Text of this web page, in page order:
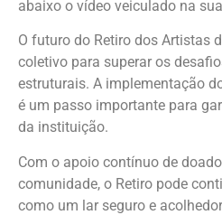
abaixo o vídeo veiculado na
O futuro do Retiro dos Artistas
coletivo para superar os
estruturais. A implementação
é um passo importante para
da instituição.
Com o apoio contínuo de
comunidade, o Retiro pode
como um lar seguro e